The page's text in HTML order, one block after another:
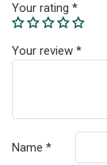
Your rating *
Your review *
Name *